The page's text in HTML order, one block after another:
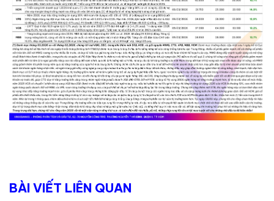
BÀI VIẾT LIÊN QUAN